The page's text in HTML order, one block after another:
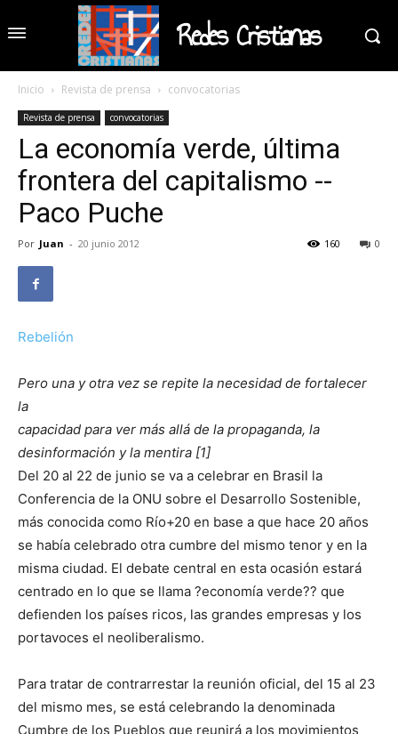
Redes Cristianas
Inicio Revista de prensa convocatorias
Revista de prensa convocatorias
La economía verde, última
frontera del capitalismo --
Paco Puche
Por Juan - 20 junio 2012 0
160
Rebelión
Pero una y otra vez se repite la necesidad de fortalecer
la
capacidad para ver más allá de la propaganda, la
desinformación y la mentira [1]
Del 20 al 22 de junio se va a celebrar en Brasil la
Conferencia de la ONU sobre el Desarrollo Sostenible,
más conocida como Río+20 en base a que hace 20 años
se había celebrado otra cumbre del mismo tenor y en la
misma ciudad. El debate central en esta ocasión estará
centrado en lo que se llama ?economía verde?? que
defienden los países ricos, las grandes empresas y los
portavoces el neoliberalismo.
Para tratar de contrarrestar la reunión oficial, del 15 al 23
del mismo mes, se está celebrando la denominada
Cumbre de los Pueblos que reunirá a los movimientos